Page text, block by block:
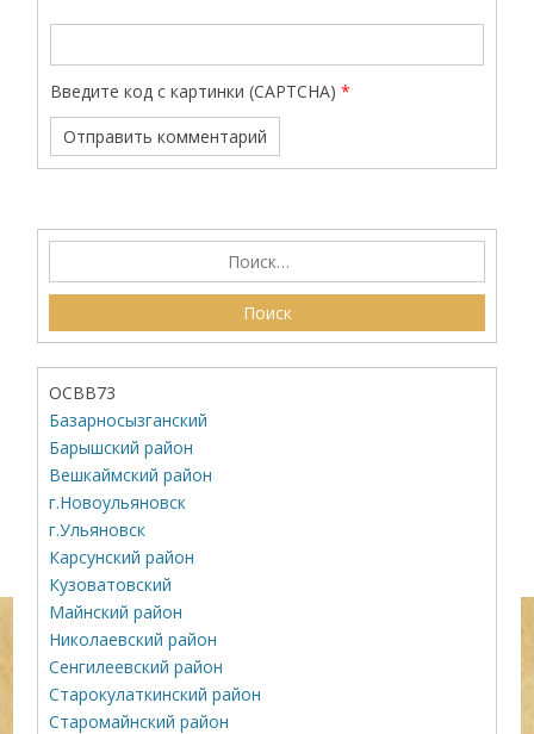
Введите код с картинки (CAPTCHA) *
ОСВВ73
Базарносызганский
Барышский район
Вешкаймский район
г.Новоульяновск
г.Ульяновск
Карсунский район
Кузоватовский
Майнский район
Николаевский район
Сенгилеевский район
Старокулаткинский район
Старомайнский район